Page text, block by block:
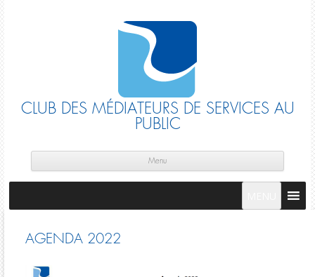
CLUB DES MÉDIATEURS DE SERVICES AU
PUBLIC
Menu
AGENDA 2022